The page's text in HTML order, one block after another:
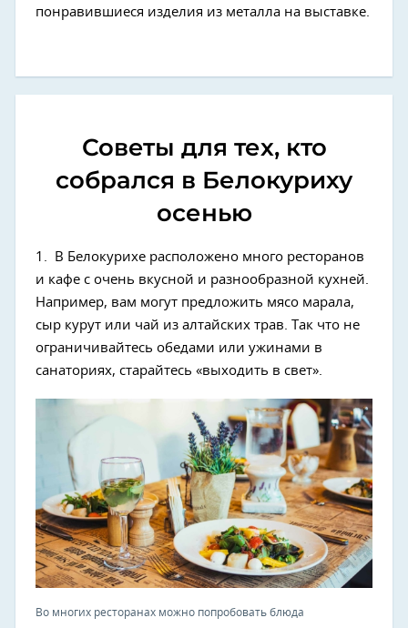
понравившиеся изделия из металла на выставке.
Советы для тех, кто
собрался в Белокуриху
осенью
1. В Белокурихе расположено много ресторанов
и кафе с очень вкусной и разнообразной кухней.
Например, вам могут предложить мясо марала,
сыр курут или чай из алтайских трав. Так что не
ограничивайтесь обедами или ужинами в
санаториях, старайтесь «выходить в свет».
Во многих ресторанах можно попробовать блюда